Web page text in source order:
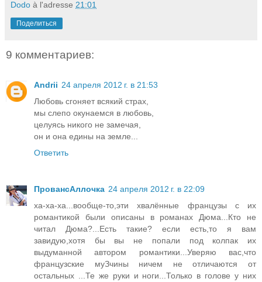
Dodo à l'adresse 21:01
Поделиться
9 комментариев:
Andrii 24 апреля 2012 г. в 21:53
Любовь сгоняет всякий страх,
мы слепо окунаемся в любовь,
целуясь никого не замечая,
он и она едины на земле...
Ответить
ПровансАллочка 24 апреля 2012 г. в 22:09
ха-ха-ха...вообще-то,эти хвалённые французы с их
романтикой были описаны в романах Дюма...Кто не
читал Дюма?...Есть такие? если есть,то я вам
завидую,хотя бы вы не попали под колпак их
выдуманной автором романтики...Уверяю вас,что
французские муЗчины ничем не отличаются от
остальных ...Те же руки и ноги...Только в голове у них